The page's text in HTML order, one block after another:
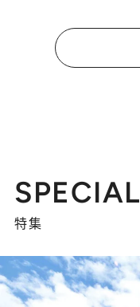
SPECIAL
特集